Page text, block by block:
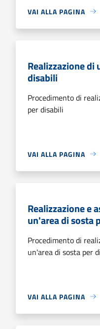
VAI ALLA PAGINA
Realizzazione di
disabili
Procedimento di
per disabili
VAI ALLA PAGINA
Realizzazione e
un'area di sosta
Procedimento di
un'area di sosta per
VAI ALLA PAGINA